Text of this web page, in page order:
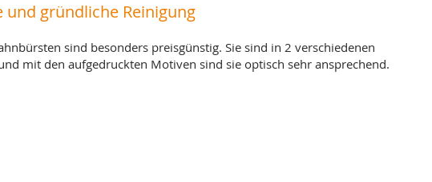
und gründliche Reinigung
sind besonders preisgünstig. Sie sind in 2 verschiedenen
mit den aufgedruckten Motiven sind sie optisch sehr ansprechend.